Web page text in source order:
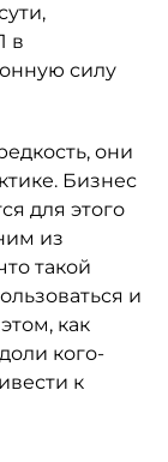
в
силу
они
Бизнес
для этого
из
такой
и
как
кого-
к